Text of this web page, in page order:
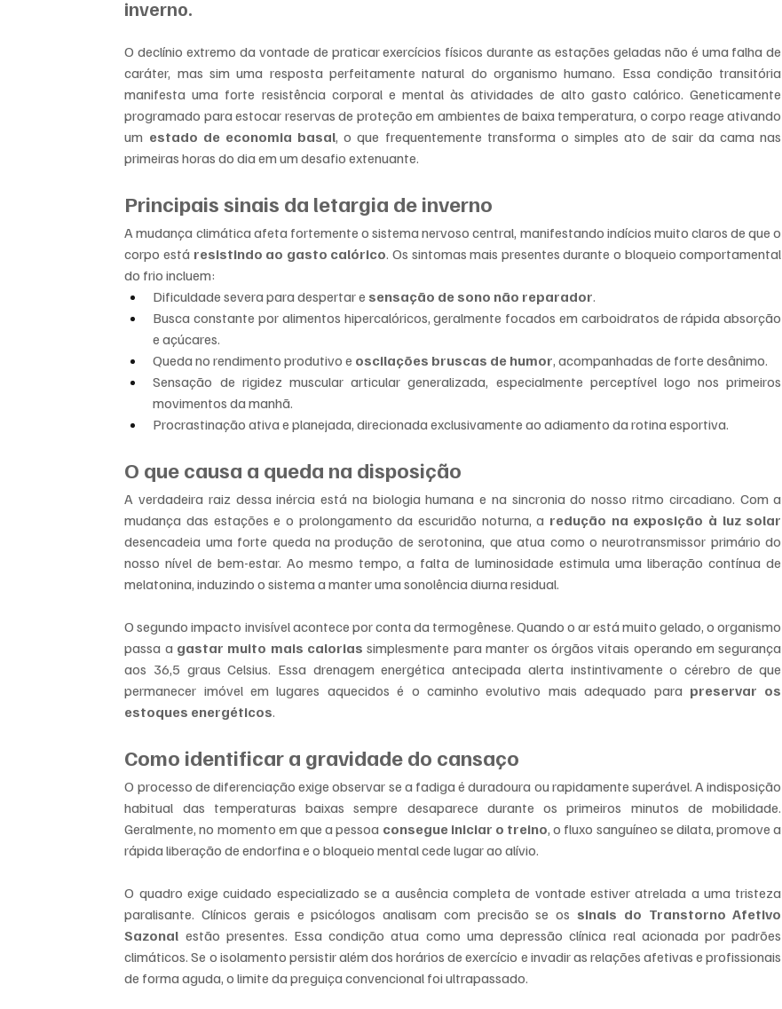
inverno.
O declínio extremo da vontade de praticar exercícios físicos durante as estações geladas não é uma falha de
caráter, mas sim uma resposta perfeitamente natural do organismo humano. Essa condição transitória
manifesta uma forte resistência corporal e mental às atividades de alto gasto calórico. Geneticamente
programado para estocar reservas de proteção em ambientes de baixa temperatura, o corpo reage ativando
um estado de economia basal, o que frequentemente transforma o simples ato de sair da cama nas
primeiras horas do dia em um desafio extenuante.
Principais sinais da letargia de inverno
A mudança climática afeta fortemente o sistema nervoso central, manifestando indícios muito claros de que o
corpo está resistindo ao gasto calórico. Os sintomas mais presentes durante o bloqueio comportamental
do frio incluem:
Dificuldade severa para despertar e sensação de sono não reparador.
Busca constante por alimentos hipercalóricos, geralmente focados em carboidratos de rápida absorção
e açúcares.
Queda no rendimento produtivo e oscilações bruscas de humor, acompanhadas de forte desânimo.
Sensação de rigidez muscular articular generalizada, especialmente perceptível logo nos primeiros
movimentos da manhã.
Procrastinação ativa e planejada, direcionada exclusivamente ao adiamento da rotina esportiva.
O que causa a queda na disposição
A verdadeira raiz dessa inércia está na biologia humana e na sincronia do nosso ritmo circadiano. Com a
mudança das estações e o prolongamento da escuridão noturna, a redução na exposição à luz solar
desencadeia uma forte queda na produção de serotonina, que atua como o neurotransmissor primário do
nosso nível de bem-estar. Ao mesmo tempo, a falta de luminosidade estimula uma liberação contínua de
melatonina, induzindo o sistema a manter uma sonolência diurna residual.
O segundo impacto invisível acontece por conta da termogênese. Quando o ar está muito gelado, o organismo
passa a gastar muito mais calorias simplesmente para manter os órgãos vitais operando em segurança
aos 36,5 graus Celsius. Essa drenagem energética antecipada alerta instintivamente o cérebro de que
permanecer imóvel em lugares aquecidos é o caminho evolutivo mais adequado para preservar os
estoques energéticos.
Como identificar a gravidade do cansaço
O processo de diferenciação exige observar se a fadiga é duradoura ou rapidamente superável. A indisposição
habitual das temperaturas baixas sempre desaparece durante os primeiros minutos de mobilidade.
Geralmente, no momento em que a pessoa consegue iniciar o treino, o fluxo sanguíneo se dilata, promove a
rápida liberação de endorfina e o bloqueio mental cede lugar ao alívio.
O quadro exige cuidado especializado se a ausência completa de vontade estiver atrelada a uma tristeza
paralisante. Clínicos gerais e psicólogos analisam com precisão se os sinais do Transtorno Afetivo
Sazonal estão presentes. Essa condição atua como uma depressão clínica real acionada por padrões
climáticos. Se o isolamento persistir além dos horários de exercício e invadir as relações afetivas e profissionais
de forma aguda, o limite da preguiça convencional foi ultrapassado.